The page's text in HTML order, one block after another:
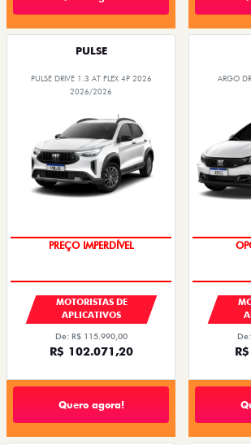
PULSE
PULSE DRIVE 1.3 AT FLEX 4P 2026
2026/2026
PREÇO IMPERDÍVEL
MOTORISTAS DE
APLICATIVOS
De: R$ 115.990,00
R$ 102.071,20
Quero agora!
ARGO